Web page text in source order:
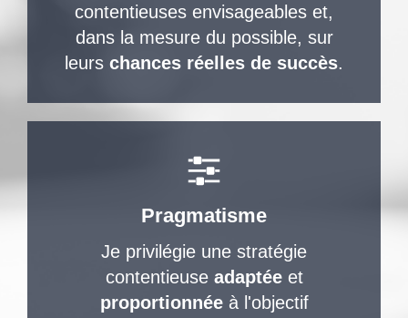
contentieuses envisageables et,
dans la mesure du possible, sur
leurs chances réelles de succès.
Pragmatisme
Je privilégie une stratégie
contentieuse adaptéeet
proportionnée à l'objectif